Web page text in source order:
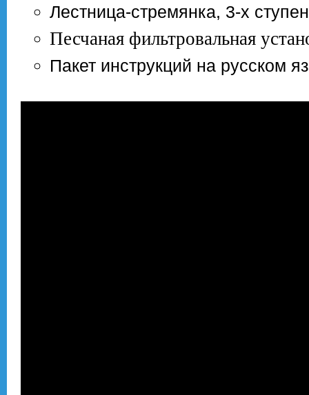
Лестница-стремянка, 3-х
Песчаная фильтровальная
Пакет инструкций на русском